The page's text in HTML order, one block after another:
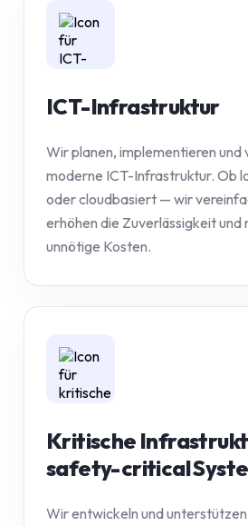
ICT-Infrastruktur
Wir planen, implementieren und
moderne ICT-Infrastruktur. Ob
oder cloudbasiert — wir
erhöhen die Zuverlässigkeit und
unnötige Kosten.
Kritische
safety-critical
Wir entwickeln und